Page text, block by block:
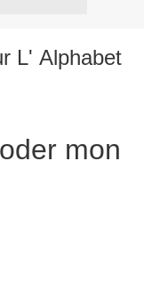
L' Alphabet
mon